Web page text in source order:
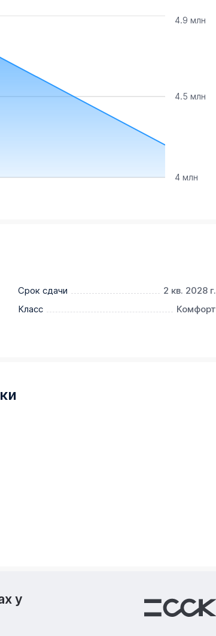
4 млн
4.5 млн
4.9 млн
Срок сдачи
2 кв. 2028 г.
Класс
Комфорт
у